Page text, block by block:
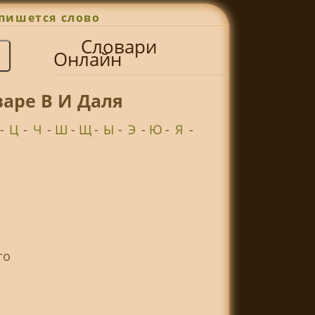
слово
Словари
Онлайн
В И Даля
- Ц - Ч - Ш - Щ- Ы - Э - Ю - Я -